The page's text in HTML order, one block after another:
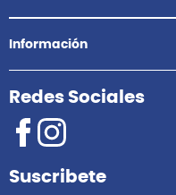
Información
Redes Sociales
Suscribete